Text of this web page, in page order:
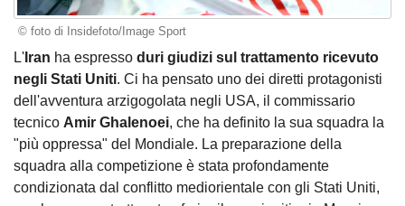
© foto di Insidefoto/Image Sport
L' Iran ha espresso duri giudizi sul trattamento ricevuto
negli Stati Uniti. Ci ha pensato uno dei diretti protagonisti
dell'avventura arzigogolata negli USA, il commissario
tecnico Amir Ghalenoei, che ha definito la sua squadra la
"più oppressa" del Mondiale. La preparazione della
squadra alla competizione è stata profondamente
condizionata dal conflitto mediorientale con gli Stati Uniti,